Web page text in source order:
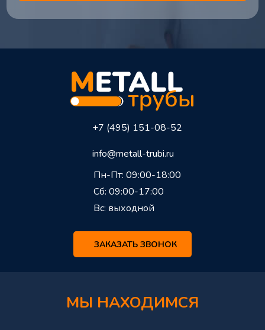
+7 (495) 151-08-52
info@metall-trubi.ru
Пн-Пт: 09:00-18:00
Сб: 09:00-17:00
Вс: выходной
ЗАКАЗАТЬ ЗВОНОК
МЫ НАХОДИМСЯ